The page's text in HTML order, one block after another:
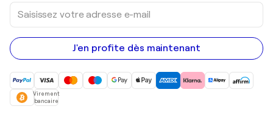
Saisissez
votre
adresse
e-
mail
J'en profite dès maintenant
Virement
bancaire